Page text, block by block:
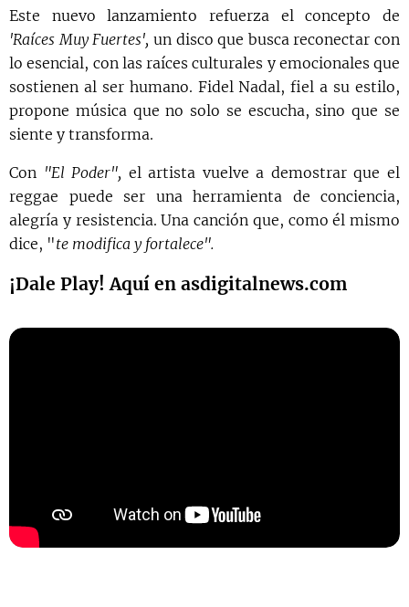
Este nuevo lanzamiento refuerza el concepto de
'Raíces Muy Fuertes', un disco que busca reconectar con
lo esencial, con las raíces culturales y emocionales que
sostienen al ser humano. Fidel Nadal, fiel a su estilo,
propone música que no solo se escucha, sino que se
siente y transforma.
Con "El Poder", el artista vuelve a demostrar que el
reggae puede ser una herramienta de conciencia,
alegría y resistencia. Una canción que, como él mismo
dice, "te modifica y fortalece".
¡Dale Play! Aquí en asdigitalnews.com